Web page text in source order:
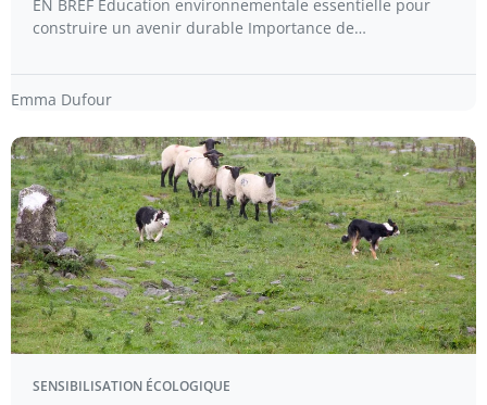
EN BREF Éducation environnementale essentielle pour
construire un avenir durable Importance de…
Emma Dufour
SENSIBILISATION ÉCOLOGIQUE